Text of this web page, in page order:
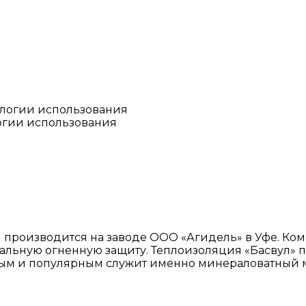
использования
на заводе ООО «Агидель» в Уфе.
огненную защиту. Теплоизоляция
и популярным служит именно минераловатный